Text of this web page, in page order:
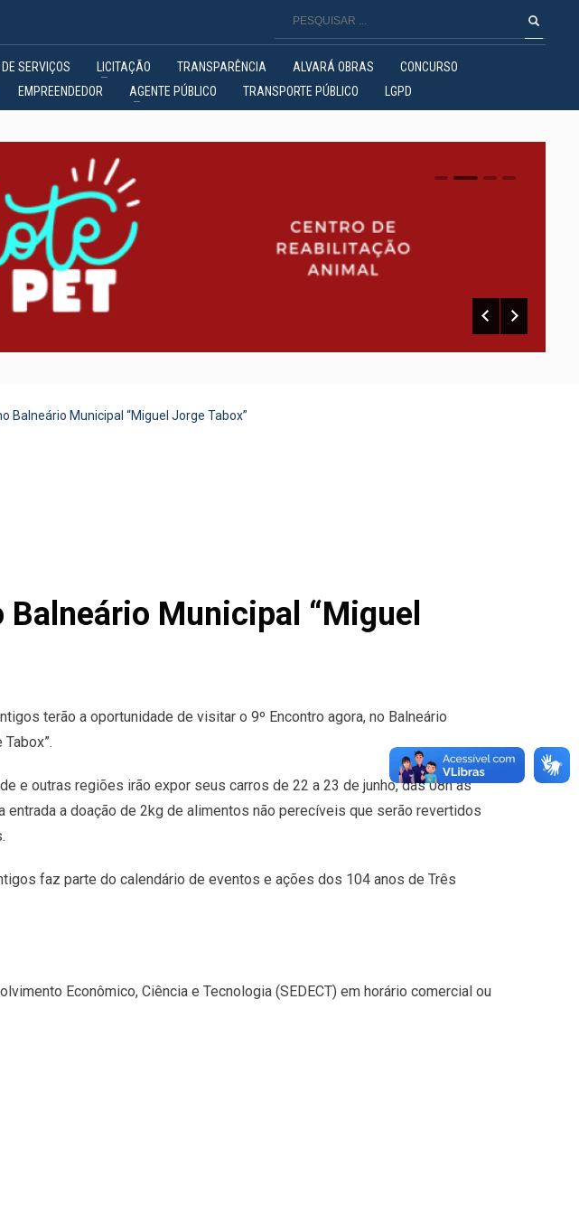
SERVIÇOS LICITAÇÃO TRANSPARÊNCIA ALVARÁ OBRAS
CONCURSO
EMPREENDEDOR AGENTE PÚBLICO TRANSPORTE PÚBLICO LGPD
0 1 2
Balneário Municipal “Miguel Jorge Tabox”
Municipal “Miguel
terão a oportunidade de visitar o 9º Encontro agora, no Balneário
e outras regiões irão expor seus carros de 22 a 23 de junho, das 08h às
entrada a doação de 2kg de alimentos não perecíveis que serão revertidos
faz parte do calendário de eventos e ações dos 104 anos de Três
Econômico, Ciência e Tecnologia (SEDECT) em horário comercial ou